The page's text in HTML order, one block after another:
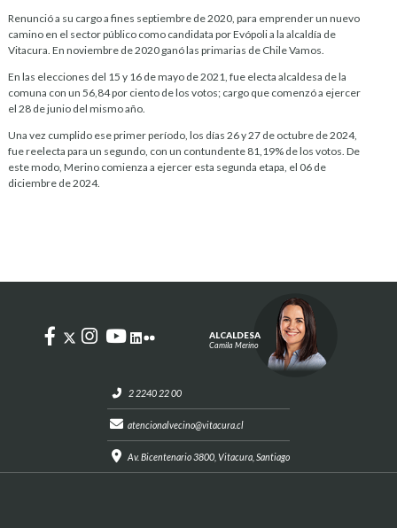
Renunció a su cargo a fines septiembre de 2020, para emprender un nuevo
camino en el sector público como candidata por Evópoli a la alcaldía de
Vitacura. En noviembre de 2020 ganó las primarias de Chile Vamos.
En las elecciones del 15 y 16 de mayo de 2021, fue electa alcaldesa de la
comuna con un 56,84 por ciento de los votos; cargo que comenzó a ejercer
el 28 de junio del mismo año.
Una vez cumplido ese primer período, los días 26 y 27 de octubre de 2024,
fue reelecta para un segundo, con un contundente 81,19% de los votos. De
este modo, Merino comienza a ejercer esta segunda etapa, el 06 de
diciembre de 2024.
2 2240 22 00
atencionalvecino@vitacura.cl
Av. Bicentenario 3800, Vitacura, Santiago
ALCALDESA
Camila Merino